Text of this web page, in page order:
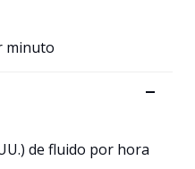
minuto
de fluido por hora